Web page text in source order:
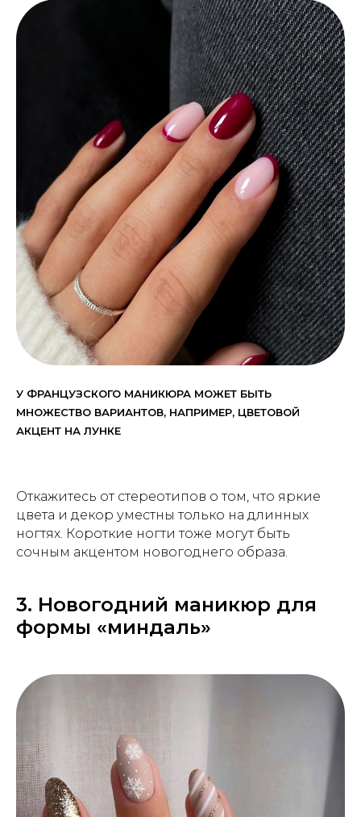
У ФРАНЦУЗСКОГО МАНИКЮРА МОЖЕТ БЫТЬ
МНОЖЕСТВО ВАРИАНТОВ, НАПРИМЕР, ЦВЕТОВОЙ
АКЦЕНТ НА ЛУНКЕ
Откажитесь от стереотипов о том, что яркие
цвета и декор уместны только на длинных
ногтях. Короткие ногти тоже могут быть
сочным акцентом новогоднего образа.
3. Новогодний маникюр для
формы «миндаль»